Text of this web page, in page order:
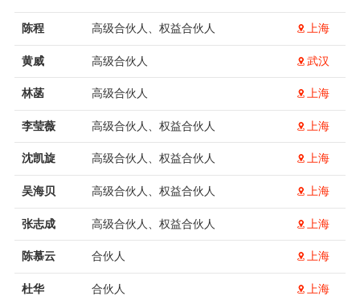
陈程 高级合伙人、权益合伙人 上海
黄威 高级合伙人 武汉
林菡 高级合伙人 上海
李莹薇 高级合伙人、权益合伙人 上海
沈凯旋 高级合伙人、权益合伙人 上海
吴海贝 高级合伙人、权益合伙人 上海
张志成 高级合伙人、权益合伙人 上海
陈慕云 合伙人 上海
杜华 合伙人 上海